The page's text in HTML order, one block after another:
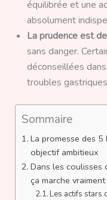
équilibrée et une
absolument
La prudence est
sans danger.
déconseillées
troubles
Sommaire
La promesse des 5
objectif ambitieux
Dans les coulisses
ça marche vraiment
Les actifs stars